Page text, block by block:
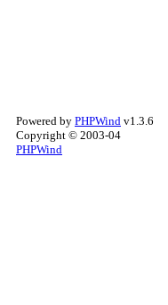
Powered by PHPWind v1.3.6
Copyright © 2003-04
PHPWind